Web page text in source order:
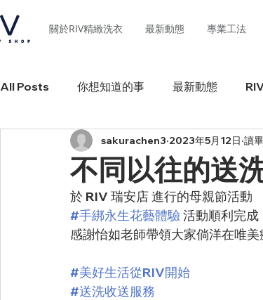
關於RIV精緻洗衣 最新動態 專業工法
All Posts 你想知道的事 最新動態
不同以往的送
sakurachen3 2023年5月12日 讀
於 RIV 瑞安店 進行的母親節活動
#手綁永生花藝體驗 活動順利完成
感謝怡如老師帶領大家倘洋在唯
#美好生活從RIV開始
#送洗收送服務